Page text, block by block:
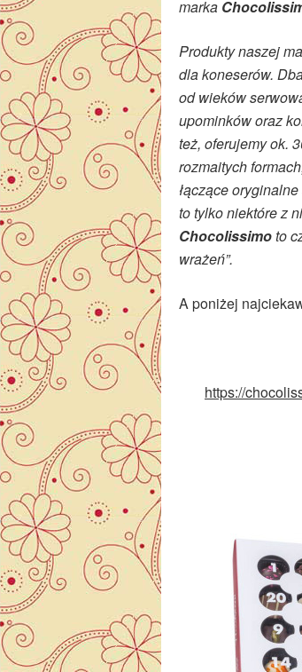
marka
Produkty naszej
dla koneserów.
od wieków
upominków oraz
też, oferujemy ok.
rozmaitych
łączące
to tylko niektóre z
Chocolissimoto
wrażeń”.
A poniżej
https://